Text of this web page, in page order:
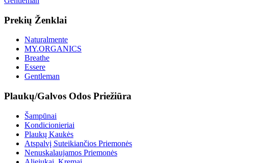
Prekių Ženklai
Naturalmente
MY.ORGANICS
Breathe
Essere
Gentleman
Plaukų/Galvos Odos Priežiūra
Šampūnai
Kondicionieriai
Plaukų Kaukės
Atspalvį Suteikiančios Priemonės
Nenuskalaujamos Priemonės